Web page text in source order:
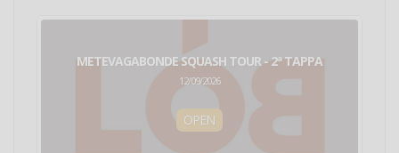
METEVAGABONDE SQUASH TOUR - 2ª TAPPA
12/09/2026
OPEN